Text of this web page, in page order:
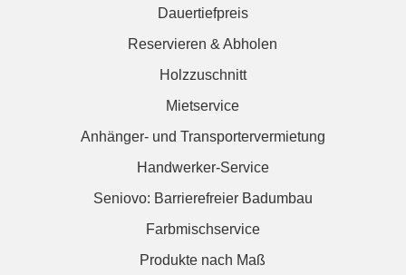
Dauertiefpreis
Reservieren & Abholen
Holzzuschnitt
Mietservice
Anhänger- und Transportervermietung
Handwerker-Service
Seniovo: Barrierefreier Badumbau
Farbmischservice
Produkte nach Maß